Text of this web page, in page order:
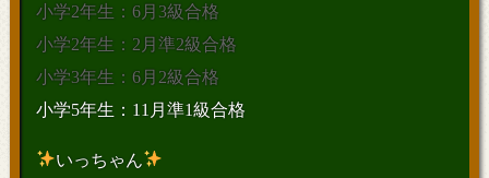
小学2年生：6月3級合格
小学2年生：2月準2級合格
小学3年生：6月2級合格
小学5年生：11月準1級合格
いっちゃん